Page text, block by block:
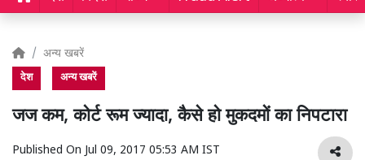
अन्य खबरें
देश अन्य खबरें
जज कम, कोर्ट रूम ज्यादा, कैसे हो मुकदमों का निपटारा
Published On Jul 09, 2017 05:53 AM IST